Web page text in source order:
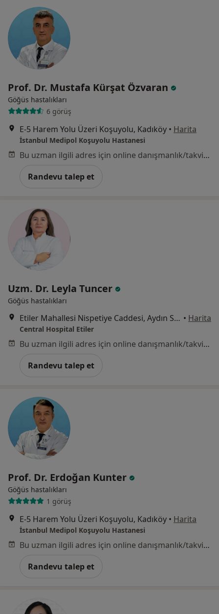
Prof. Dr. Mustafa Kürşat Özvaran
Göğüs hastalıkları
6 görüş
E-5 Harem Yolu Üzeri Koşuyolu, Kadıköy • Harita
İstanbul Medipol Koşuyolu Hastanesi
Bu uzman ilgili adres için online danışmanlık/takvim sunmuyor.
Randevu talep et
Uzm. Dr. Leyla Tuncer
Göğüs hastalıkları
Etiler Mahallesi Nispetiye Caddesi, Aydın Sokağı No:1, Beşiktaş • Harita
Central Hospital Etiler
Bu uzman ilgili adres için online danışmanlık/takvim sunmuyor.
Randevu talep et
Prof. Dr. Erdoğan Kunter
Göğüs hastalıkları
1 görüş
E-5 Harem Yolu Üzeri Koşuyolu, Kadıköy • Harita
İstanbul Medipol Koşuyolu Hastanesi
Bu uzman ilgili adres için online danışmanlık/takvim sunmuyor.
Randevu talep et